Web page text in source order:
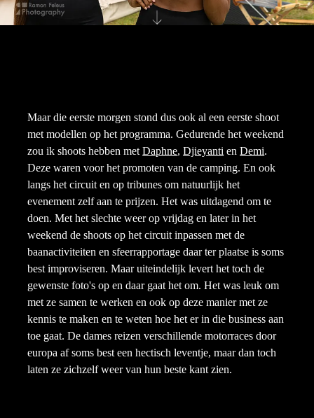
Maar die eerste morgen stond dus ook al een eerste shoot
met modellen op het programma. Gedurende het weekend
zou ik shoots hebben metDaphne,Djieyanti enDemi.
Deze waren voor het promoten van de camping. En ook
langs het circuit en op tribunes om natuurlijk het
evenement zelf aan te prijzen. Het was uitdagend om te
doen. Met het slechte weer op vrijdag en later in het
weekend de shoots op het circuit inpassen met de
baanactiviteiten en sfeerrapportage daar ter plaatse is soms
best improviseren. Maar uiteindelijk levert het toch de
gewenste foto's op en daar gaat het om. Het was leuk om
met ze samen te werken en ook op deze manier met ze
kennis te maken en te weten hoe het er in die business aan
toe gaat. De dames reizen verschillende motorraces door
europa af soms best een hectisch leventje, maar dan toch
laten ze zichzelf weer van hun beste kant zien.